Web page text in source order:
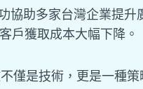
協助多家台灣企業提
客戶獲取成本大幅下降。
僅是技術，更是一種策